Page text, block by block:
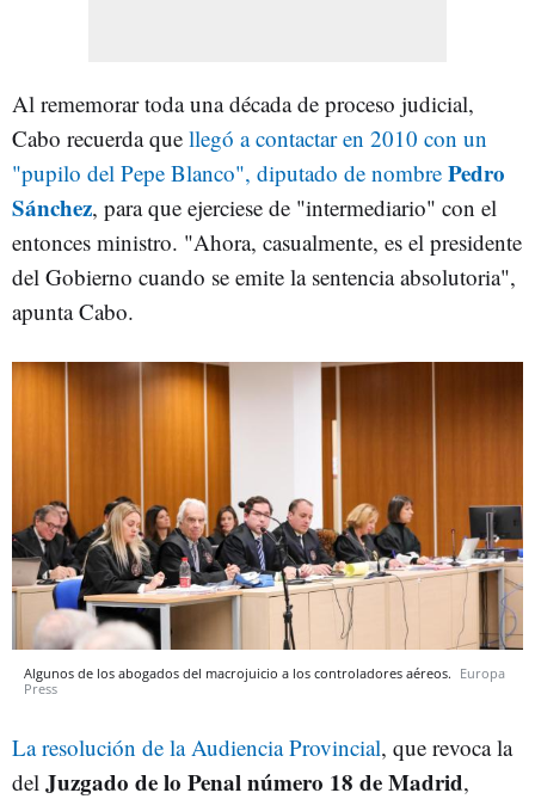
Al rememorar toda una década de proceso judicial,
Cabo recuerda que llegó a contactar en 2010 con un
"pupilo del Pepe Blanco", diputado de nombre Pedro
Sánchez, para que ejerciese de "intermediario" con el
entonces ministro. "Ahora, casualmente, es el presidente
del Gobierno cuando se emite la sentencia absolutoria",
apunta Cabo.
Algunos de los abogados del macrojuicio a los controladores aéreos. Europa
Press
La resolución de la Audiencia Provincial, que revoca la
del Juzgado de lo Penal número 18 de Madrid,